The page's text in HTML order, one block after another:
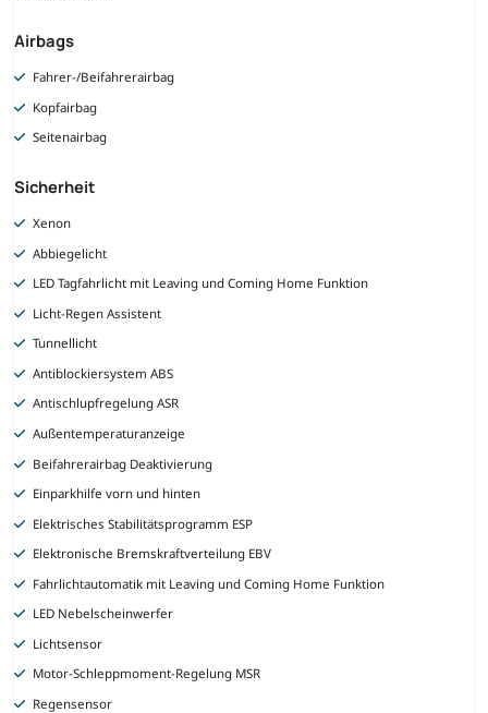
Airbags
Fahrer-/Beifahrerairbag
Kopfairbag
Seitenairbag
Sicherheit
Xenon
Abbiegelicht
LED Tagfahrlicht mit Leaving und Coming Home Funktion
Licht-Regen Assistent
Tunnellicht
Antiblockiersystem ABS
Antischlupfregelung ASR
Außentemperaturanzeige
Beifahrerairbag Deaktivierung
Einparkhilfe vorn und hinten
Elektrisches Stabilitätsprogramm ESP
Elektronische Bremskraftverteilung EBV
Fahrlichtautomatik mit Leaving und Coming Home Funktion
LED Nebelscheinwerfer
Lichtsensor
Motor-Schleppmoment-Regelung MSR
Regensensor